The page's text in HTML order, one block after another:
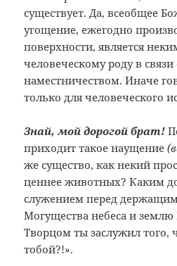
существует. Да, всеобщее
угощение, ежегодно
поверхности, является
человеческому роду в связи
наместничеством. Иначе
только для человеческого
Знай, мой дорогой брат!
приходит такое наущение
же существо, как некий
ценнее животных? Каким
служением перед
Могущества небеса и
Творцом ты заслужил того,
тобой?!».